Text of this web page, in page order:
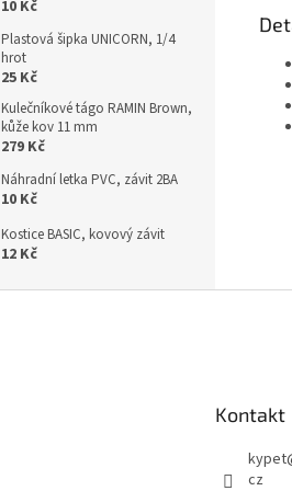
10 Kč
Plastová šipka UNICORN, 1/4
hrot
25 Kč
Kulečníkové tágo RAMIN Brown,
kůže kov 11 mm
279 Kč
Náhradní letka PVC, závit 2BA
10 Kč
Kostice BASIC, kovový závit
12 Kč
Kontakt
kypet
cz